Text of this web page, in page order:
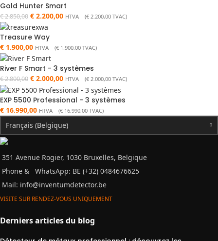
Gold Hunter Smart
€2.850,00 € 2.200,00 HTVA (€ 2.200,00 TVAC)
Treasure Way
€ 1.900,00 HTVA (€ 1.900,00 TVAC)
River F Smart - 3 systèmes
€2.800,00 € 2.000,00 HTVA (€ 2.000,00 TVAC)
EXP 5500 Professional - 3 systèmes
€ 16.990,00 HTVA (€ 16.990,00 TVAC)
Français (Belgique)
351 Avenue Rogier, 1030 Bruxelles, Belgique
Phone &
WhatsApp: BE (+32) 0484676625
Mail: info@inventumdetector.be
VISITE SUR RENDEZ-VOUS UNIQUEMENT
Derniers articles du blog